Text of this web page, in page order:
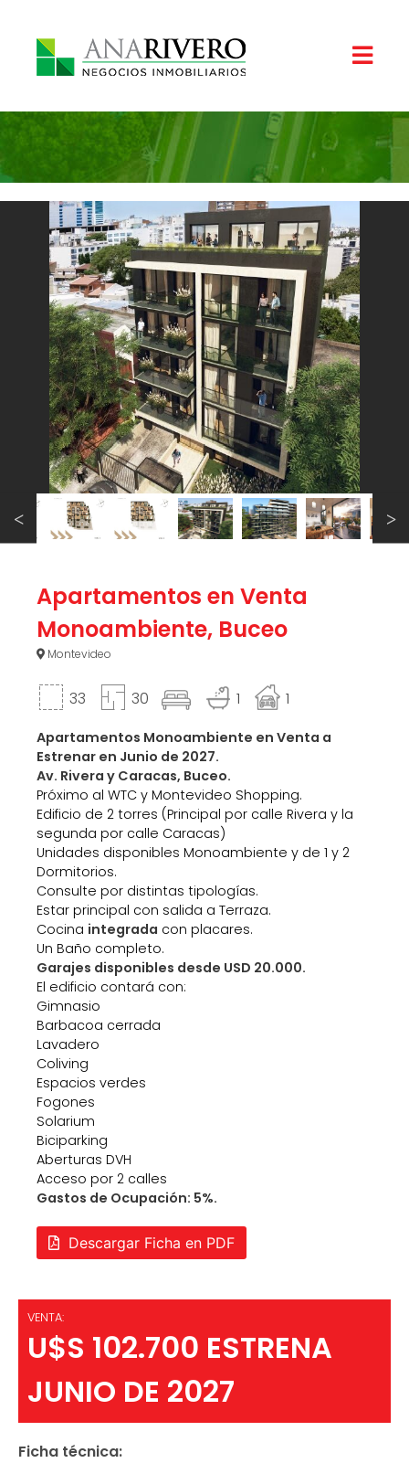
Apartamentos en Venta
Monoambiente, Buceo
Montevideo
33 30 1 1
Apartamentos Monoambiente en Venta a
Estrenar en Junio de 2027.
Av. Rivera y Caracas, Buceo.
Próximo al WTC y Montevideo Shopping.
Edificio de 2 torres (Principal por calle Rivera y la
segunda por calle Caracas)
Unidades disponibles Monoambiente y de 1 y 2
Dormitorios.
Consulte por distintas tipologías.
Estar principal con salida a Terraza.
Cocina integrada con placares.
Un Baño completo.
Garajes disponibles desde USD 20.000.
El edificio contará con:
Gimnasio
Barbacoa cerrada
Lavadero
Coliving
Espacios verdes
Fogones
Solarium
Biciparking
Aberturas DVH
Acceso por 2 calles
Gastos de Ocupación: 5%.
Descargar Ficha en PDF
VENTA:
U$S 102.700 ESTRENA
JUNIO DE 2027
Ficha técnica: